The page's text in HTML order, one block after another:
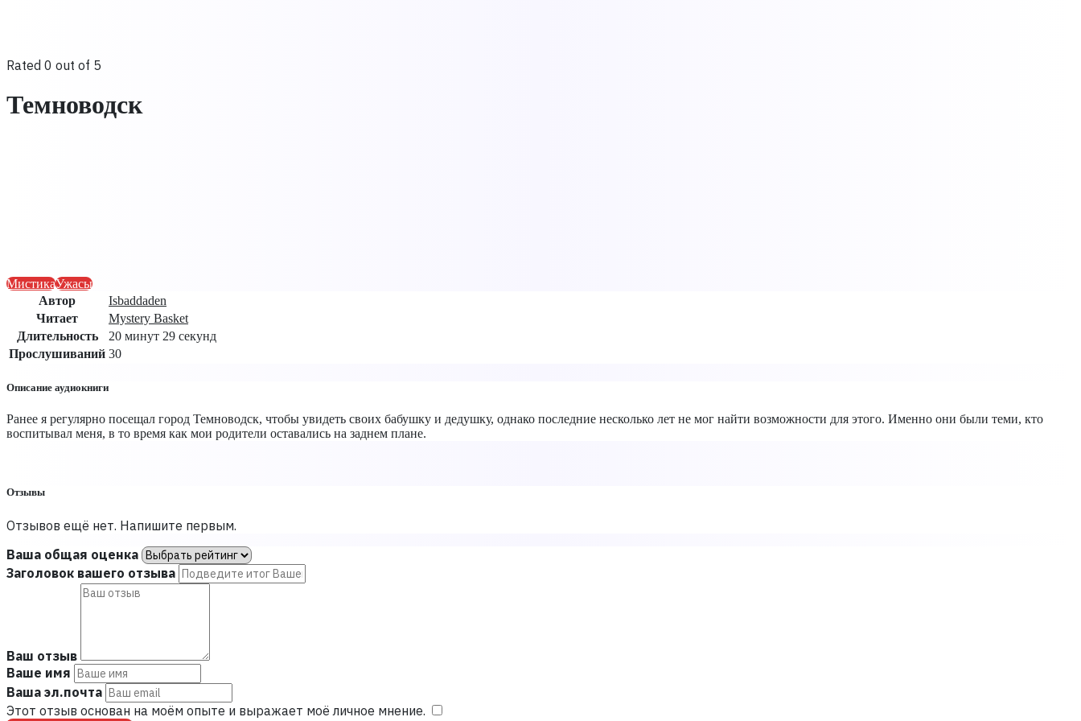
Rated 0 out of 5
Темноводск
МистикаУжасы
Автор
Isbaddaden
Читает
Mystery Basket
Длительность
20 минут 29 секунд
Прослушиваний 30
Описание аудиокниги
Ранее я регулярно посещал город Темноводск, чтобы увидеть своих бабушку и дедушку, однако последние несколько лет не мог найти возможности для этого. Именно они были теми, кто
воспитывал меня, в то время как мои родители оставались на заднем плане.
Отзывы
Отзывов ещё нет. Напишите первым.
Ваша общая оценка
Заголовок вашего отзыва
Ваш отзыв
Ваше имя
Ваша эл.почта
Этот отзыв основан на моём опыте и выражает моё личное мнение.